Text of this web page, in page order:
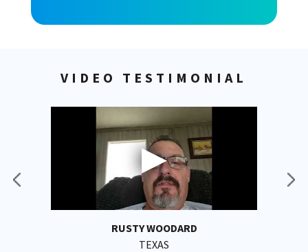
VIDEO TESTIMONIAL
RUSTY WOODARD
TEXAS